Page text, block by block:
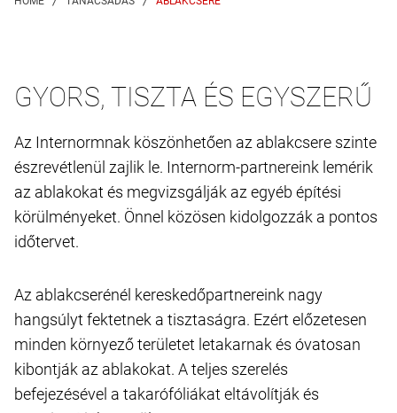
GYORS, TISZTA ÉS EGYSZERŰ
Az Internormnak köszönhetően az ablakcsere szinte
észrevétlenül zajlik le. Internorm-partnereink lemérik
az ablakokat és megvizsgálják az egyéb építési
körülményeket. Önnel közösen kidolgozzák a pontos
időtervet.
Az ablakcserénél kereskedőpartnereink nagy
hangsúlyt fektetnek a tisztaságra. Ezért előzetesen
minden környező területet letakarnak és óvatosan
kibontják az ablakokat. A teljes szerelés
befejezésével a takarófóliákat eltávolítják és